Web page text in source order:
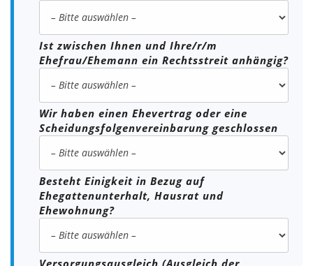
Ist zwischen Ihnen und Ihre/r/m
Ehefrau/Ehemann ein Rechtsstreit anhängig?
Wir haben einen Ehevertrag oder eine
Scheidungsfolgenvereinbarung geschlossen
Besteht Einigkeit in Bezug auf
Ehegattenunterhalt, Hausrat und
Ehewohnung?
Versorgungsausgleich (Ausgleich der